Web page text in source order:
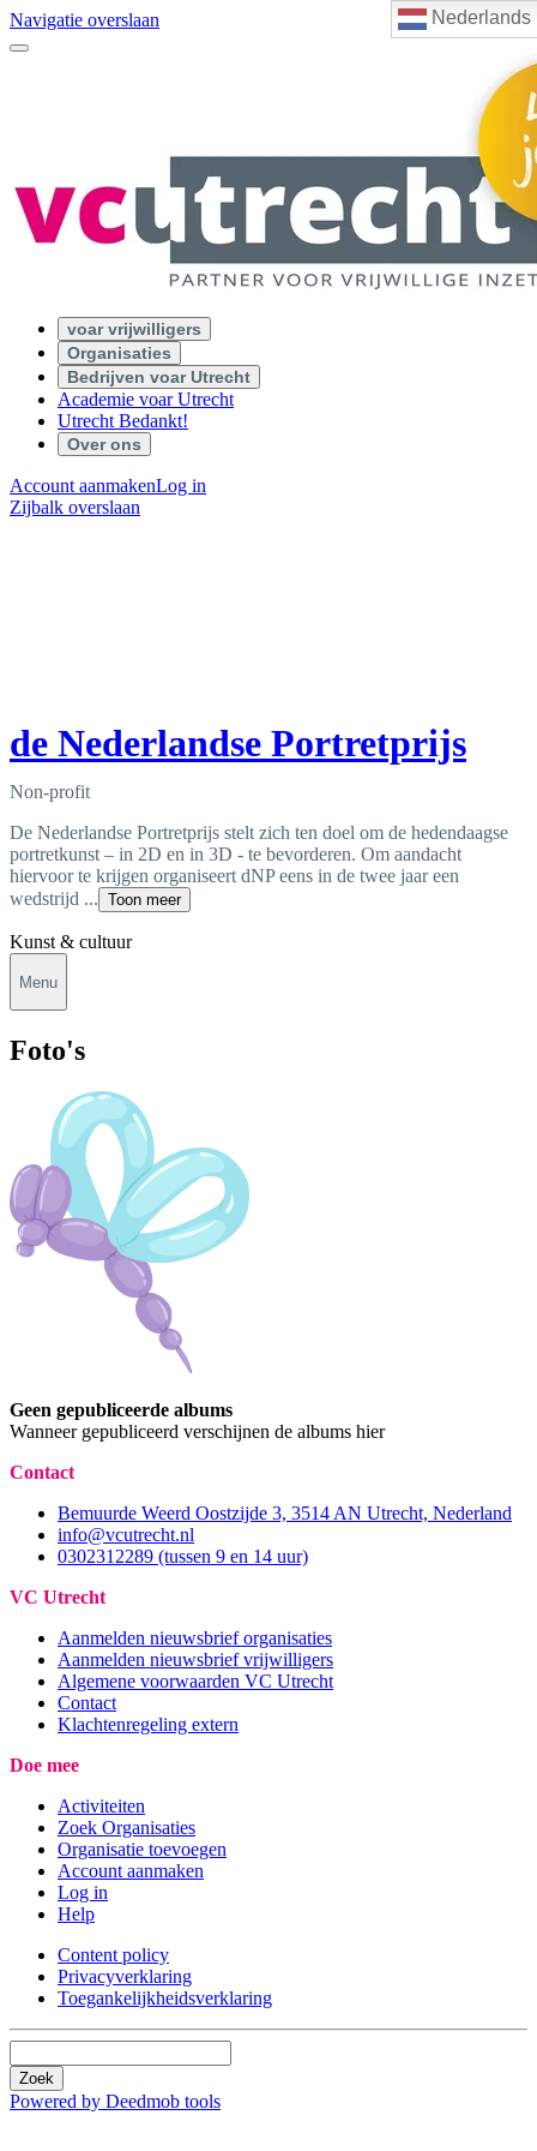
Nederlands
Navigatie overslaan
voar vrijwilligers
Organisaties
Bedrijven voar Utrecht
Academie voar Utrecht
Utrecht Bedankt!
Over ons
Account aanmakenLog in
Zijbalk overslaan
de Nederlandse Portretprijs
Non-profit
De Nederlandse Portretprijs stelt zich ten doel om de hedendaagse
portretkunst – in 2D en in 3D - te bevorderen. Om aandacht
hiervoor te krijgen organiseert dNP eens in de twee jaar een
wedstrijd ... Toon meer
Kunst & cultuur
Menu
Foto's
Geen gepubliceerde albums
Wanneer gepubliceerd verschijnen de albums hier
Contact
Bemuurde Weerd Oostzijde 3, 3514 AN Utrecht, Nederland
info@vcutrecht.nl
0302312289 (tussen 9 en 14 uur)
VC Utrecht
Aanmelden nieuwsbrief organisaties
Aanmelden nieuwsbrief vrijwilligers
Algemene voorwaarden VC Utrecht
Contact
Klachtenregeling extern
Doe mee
Activiteiten
Zoek Organisaties
Organisatie toevoegen
Account aanmaken
Log in
Help
Content policy
Privacyverklaring
Toegankelijkheidsverklaring
Zoek
Powered by Deedmob tools